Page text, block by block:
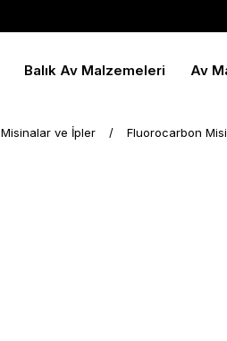
Balık Av Malzemeleri Av
Misinalar ve İpler Fluorocarbon